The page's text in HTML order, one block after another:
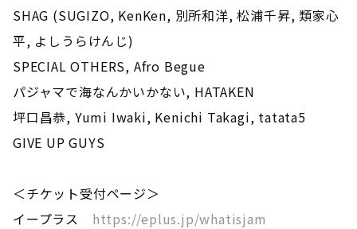
SHAG (SUGIZO, KenKen, 別所和洋, 松浦千昇, 類家心
平, よしうらけんじ)
SPECIAL OTHERS, Afro Begue
パジャマで海なんかいかない, HATAKEN
坪口昌恭, Yumi Iwaki, Kenichi Takagi, tatata5
GIVE UP GUYS
＜チケット受付ページ＞
イープラス https://eplus.jp/whatisjam